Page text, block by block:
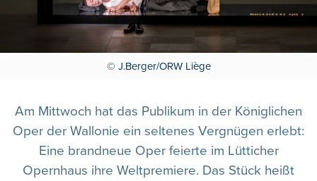
© J.Berger/ORW Liège
Am Mittwoch hat das Publikum in der Königlichen
Oper der Wallonie ein seltenes Vergnügen erlebt:
Eine brandneue Oper feierte im Lütticher
Opernhaus ihre Weltpremiere. Das Stück heißt